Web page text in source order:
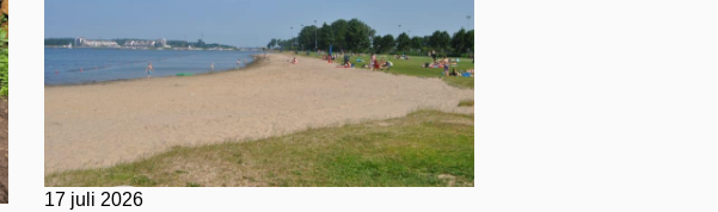
17 juli 2026